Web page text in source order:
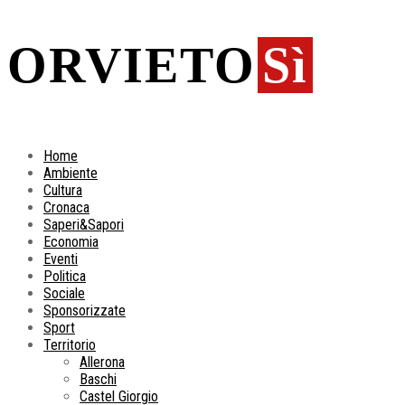
ORVIETO Sì
Home
Ambiente
Cultura
Cronaca
Saperi&Sapori
Economia
Eventi
Politica
Sociale
Sponsorizzate
Sport
Territorio
Allerona
Baschi
Castel Giorgio